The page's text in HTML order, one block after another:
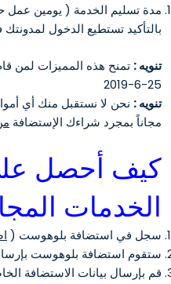
بالتأكيد تستطيع الدخول
تنويه : تمنح هذه المميزات لمن
25-6-2019
تنويه : نحن لا نستقبل منك أي
مجاناً بمجرد شراءك الإستضافة
كيف أحصل
الخدمات
سجل في استضافة بلوهوست (
ستقوم استضافة بلوهوست
قم بإرسال بيانات الاستضافة